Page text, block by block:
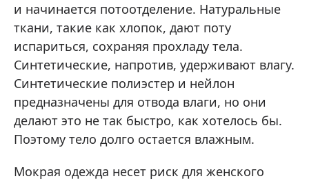
и начинается потоотделение. Натуральные
ткани, такие как хлопок, дают поту
испариться, сохраняя прохладу тела.
Синтетические, напротив, удерживают влагу.
Синтетические полиэстер и нейлон
предназначены для отвода влаги, но они
делают это не так быстро, как хотелось бы.
Поэтому тело долго остается влажным.
Мокрая одежда несет риск для женского